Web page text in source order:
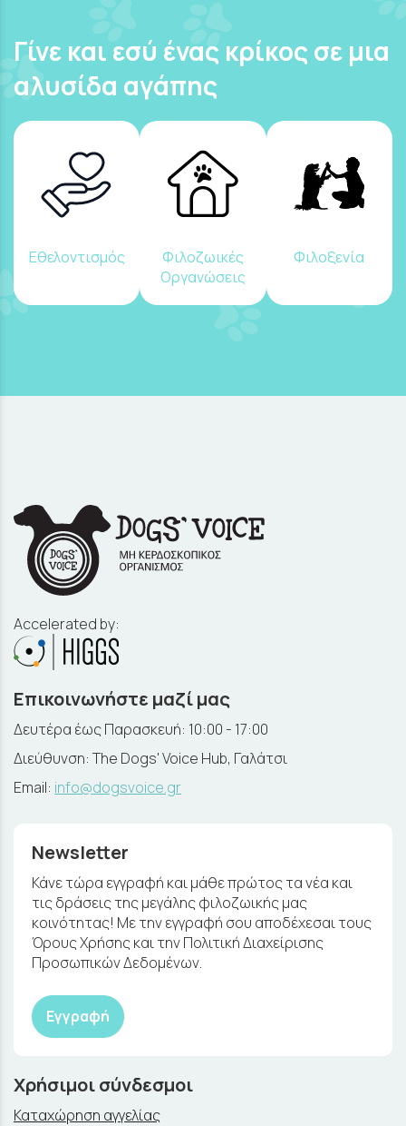
Γίνε και εσύ ένας κρίκος σε μια
αλυσίδα αγάπης
Εθελοντισμός
Φιλοζωικές
Οργανώσεις
Φιλοξενία
Accelerated by:
Επικοινωνήστε μαζί μας
Δευτέρα έως Παρασκευή: 10:00 - 17:00
Διεύθυνση: The Dogs' Voice Hub, Γαλάτσι
Email: info@dogsvoice.gr
Newsletter
Κάνε τώρα εγγραφή και μάθε πρώτος τα νέα και
τις δράσεις της μεγάλης φιλοζωικής μας
κοινότητας! Με την εγγραφή σου αποδέχεσαι τους
Όρους Χρήσης και την Πολιτική Διαχείρισης
Προσωπικών Δεδομένων.
Εγγραφή
Χρήσιμοι σύνδεσμοι
Καταχώρηση αγγελίας